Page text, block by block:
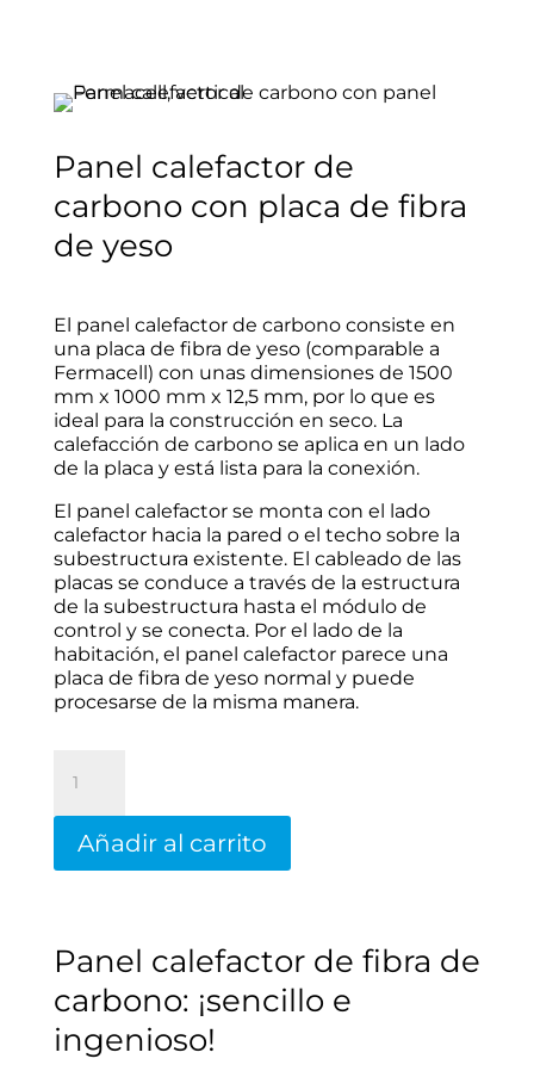
Panel calefactor de
carbono con placa de fibra
de yeso
El panel calefactor de carbono consiste en
una placa de fibra de yeso (comparable a
Fermacell) con unas dimensiones de 1500
mm x 1000 mm x 12,5 mm, por lo que es
ideal para la construcción en seco. La
calefacción de carbono se aplica en un lado
de la placa y está lista para la conexión.
El panel calefactor se monta con el lado
calefactor hacia la pared o el techo sobre la
subestructura existente. El cableado de las
placas se conduce a través de la estructura
de la subestructura hasta el módulo de
control y se conecta. Por el lado de la
habitación, el panel calefactor parece una
placa de fibra de yeso normal y puede
procesarse de la misma manera.
calefactora
300Añadir al carrito
Panel calefactor de fibra de
carbono: ¡sencillo e
ingenioso!